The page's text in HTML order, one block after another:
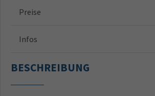
Preise
Infos
BESCHREIBUNG